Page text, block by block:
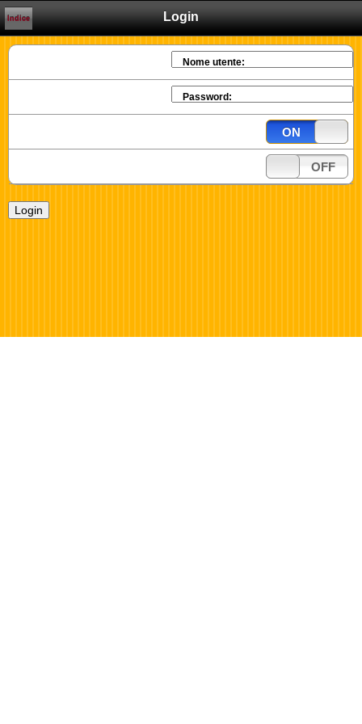
Login
Indice
Nome utente:
Password:
ON
OFF